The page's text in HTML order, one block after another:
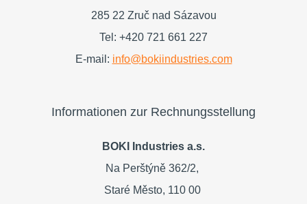
285 22 Zruč nad Sázavou
Tel: +420 721 661 227
E-mail: info@bokiindustries.com
Informationen zur Rechnungsstellung
BOKI Industries a.s.
Na Perštýně 362/2,
Staré Město, 110 00